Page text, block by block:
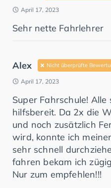
April 17, 2023
Sehr nette Fahrlehrer
Alex Nicht überprüfte
April 17, 2023
Super Fahrschule!
hilfsbereit. Da 2x die
und noch zusätzlich
wird, konnte ich
sehr schnell
fahren bekam ich
Nur zum empfehlen!!!